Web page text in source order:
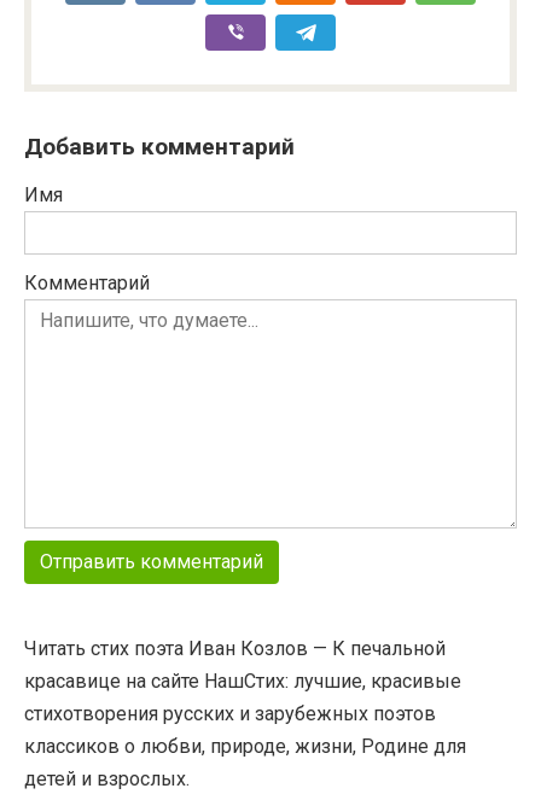
Добавить комментарий
Имя
Комментарий
Читать стих поэта Иван Козлов — К печальной
красавице на сайте НашСтих: лучшие, красивые
стихотворения русских и зарубежных поэтов
классиков о любви, природе, жизни, Родине для
детей и взрослых.